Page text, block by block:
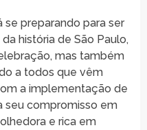
se preparando para ser
história de São Paulo,
mas também
a todos que vêm
a implementação de
seu compromisso em
e rica em